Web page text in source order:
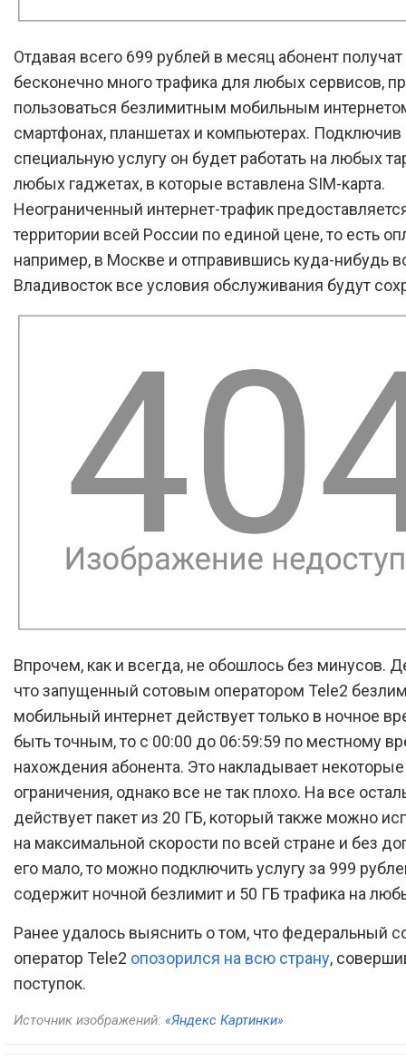
Отдавая всего 699 рублей в месяц абонент получат
бесконечно много трафика для любых сервисов,
пользоваться безлимитным мобильным
смартфонах, планшетах и компьютерах. Подключив
специальную услугу он будет работать на любых
любых гаджетах, в которые вставлена SIM-карта.
Неограниченный интернет-трафик
территории всей России по единой цене, то есть
например, в Москве и отправившись куда-нибудь
Владивосток все условия обслуживания будут
Впрочем, как и всегда, не обошлось без минусов.
что запущенный сотовым оператором Tele2
мобильный интернет действует только в ночное
быть точным, то с 00:00 до 06:59:59 по местному
нахождения абонента. Это накладывает некоторые
ограничения, однако все не так плохо. На все
действует пакет из 20 ГБ, который также можно
на максимальной скорости по всей стране и без
его мало, то можно подключить услугу за 999
содержит ночной безлимит и 50 ГБ трафика на
Ранее удалось выяснить о том, что федеральный
оператор Tele2 опозорился на всю страну,
поступок.
Источник изображений: «Яндекс Картинки»